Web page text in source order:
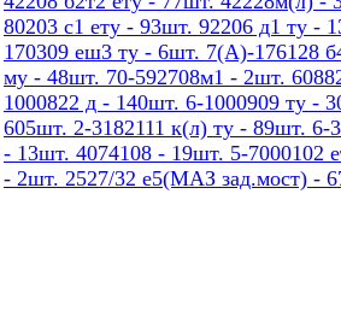
80203 с1 ету - 93шт. 92206 д1 ту
170309 еш3 ту - 6шт. 7(А)-176128
му - 48шт. 70-592708м1 - 2шт.
1000822 д - 140шт. 6-1000909 ту -
605шт. 2-3182111 к(л) ту - 89шт.
- 13шт. 4074108 - 19шт. 5-7000102
- 2шт. 2527/32 е5(МАЗ зад.мост) -